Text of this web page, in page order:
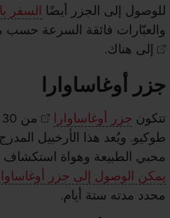
للوصول إلى الجزر أيضًا السفر
والعبّارات فائقة السرعة
إلى هناك.
جزر أوغاساوارا
تتكون جزر أوغاساوارا
طوكيو. ويُعد هذا الأرخبيل
محبي الطبيعة وهواة استكشاف
يمكن الوصول إلى جزر
محدد مدته ستة أيام.